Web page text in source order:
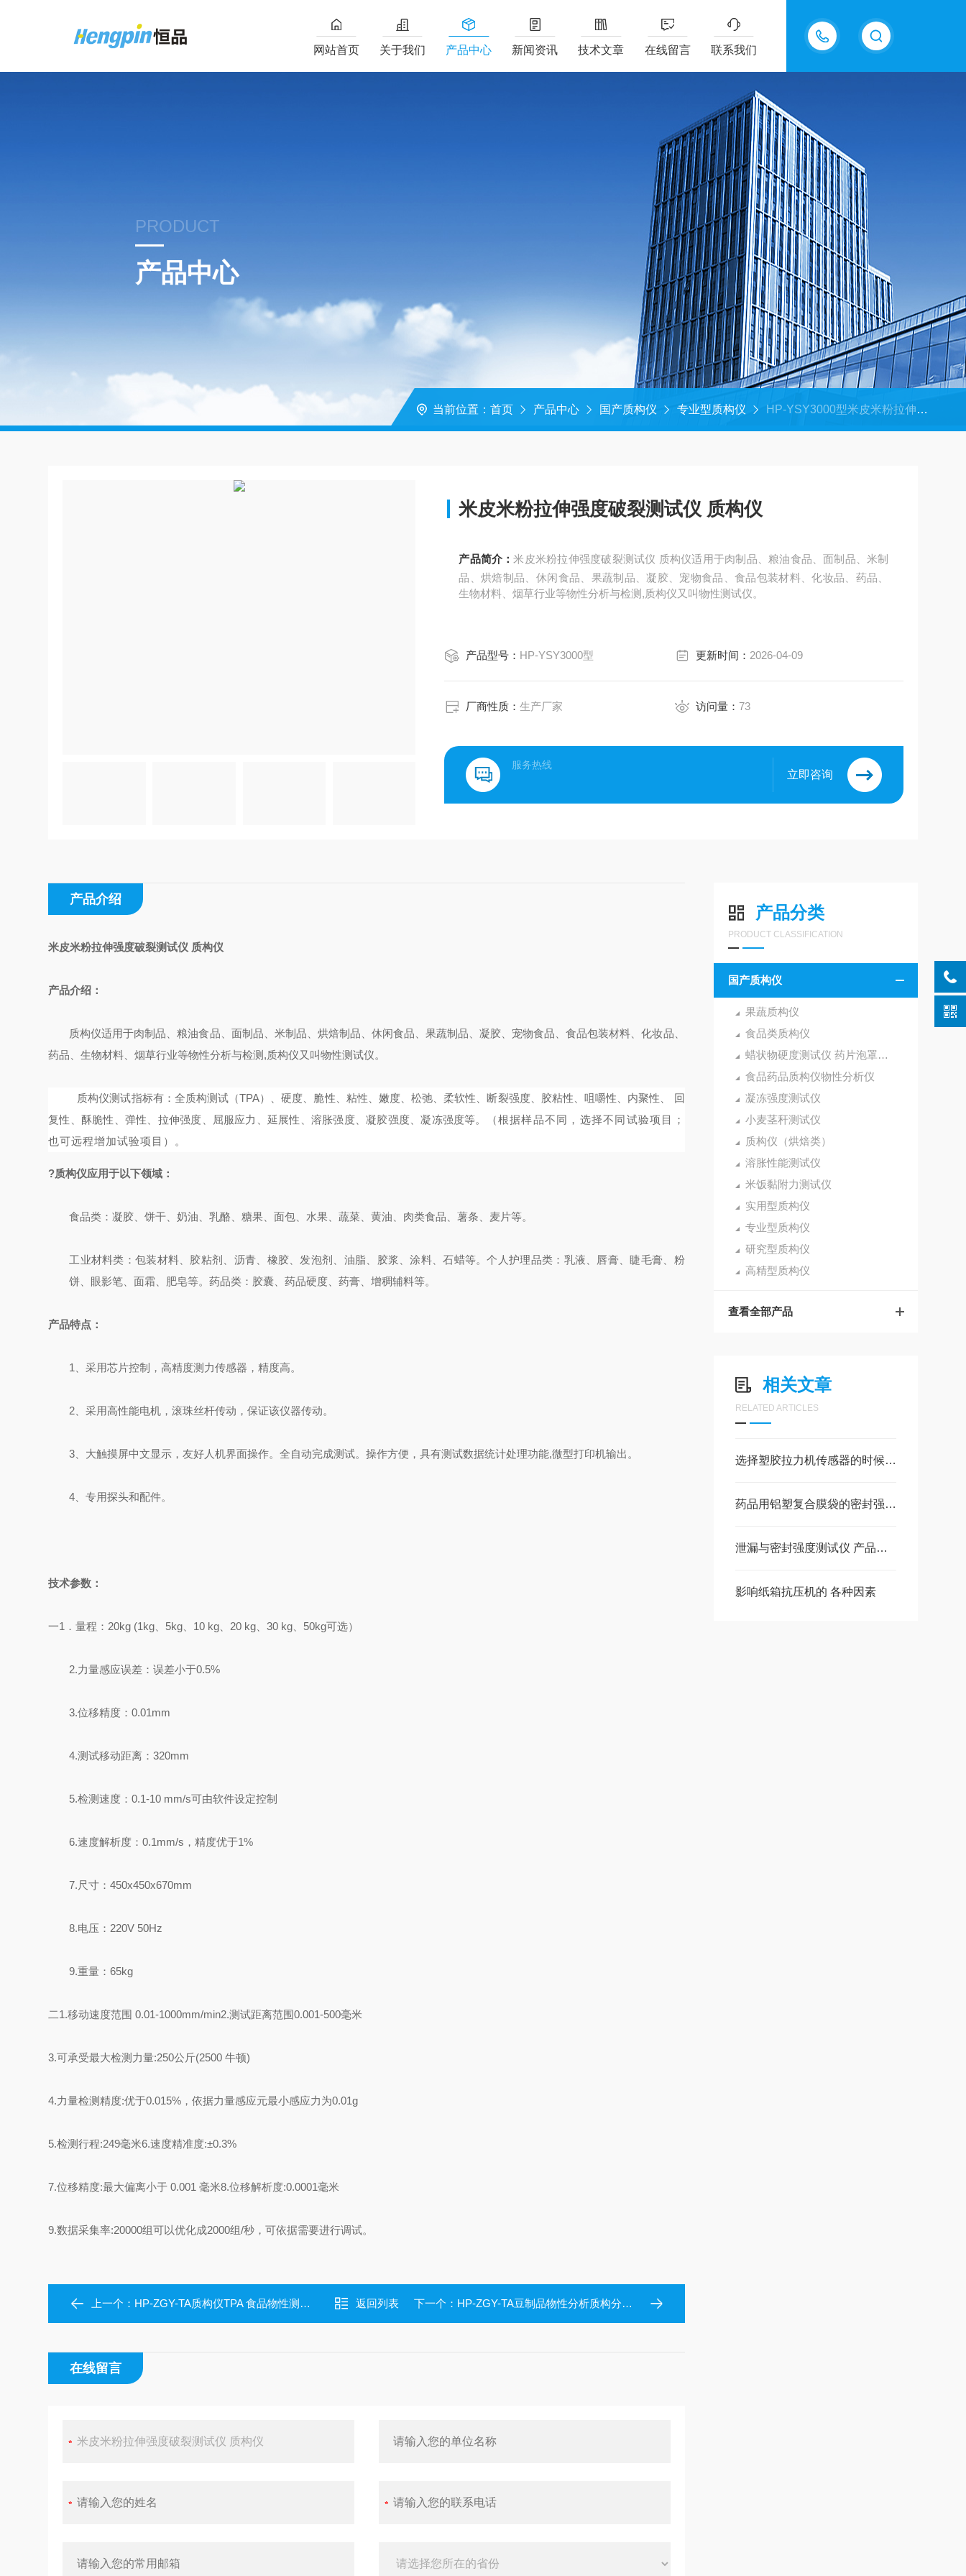
13335155207
网站首页 关于我们 产品中心 新闻资讯 技术文章 在线留言 联系我们
PRODUCT
产品中心
当前位置： 首页 产品中心 国产质构仪 专业型质构仪 HP-YSY3000型米皮米粉拉伸强度破裂测试仪 质构仪
米皮米粉拉伸强度破裂测试仪 质构仪
产品简介：米皮米粉拉伸强度破裂测试仪 质构仪适用于肉制品、粮油食品、面制品、米制
品、烘焙制品、休闲食品、果蔬制品、凝胶、宠物食品、食品包装材料、化妆品、药品、
生物材料、烟草行业等物性分析与检测,质构仪又叫物性测试仪。
产品型号： HP-YSY3000型 更新时间： 2026-04-09
厂商性质：生产厂家 访问量： 73
服务热线
立即咨询
产品分类
PRODUCT CLASSIFICATION
国产质构仪
果蔬质构仪
食品类质构仪
蜡状物硬度测试仪 药片泡罩包装穿刺实验仪
食品药品质构仪物性分析仪
凝冻强度测试仪
小麦茎秆测试仪
质构仪（烘焙类）
溶胀性能测试仪
米饭黏附力测试仪
实用型质构仪
专业型质构仪
研究型质构仪
高精型质构仪
查看全部产品
相关文章
RELATED ARTICLES
选择塑胶拉力机传感器的时候需要注意哪些方面呢？
药品用铝塑复合膜袋的密封强度试验方法与仪器
泄漏与密封强度测试仪 产品介绍
影响纸箱抗压机的 各种因素
产品介绍
米皮米粉拉伸强度破裂测试仪 质构仪
产品介绍：
质构仪适用于肉制品、粮油食品、面制品、米制品、烘焙制品、休闲食品、果蔬制品、凝胶、宠物食品、食品包装材料、化妆品、
药品、生物材料、烟草行业等物性分析与检测 ,质构仪又叫物性测试仪。
质构仪测试指标有：全质构测试（TPA）、硬度、脆性、粘性、嫩度、松弛、柔软性、断裂强度、胶粘性、咀嚼性 内聚性
回
复性、 酥脆性 、弹性、拉伸强度、屈服应力、延展性、溶胀强度、凝胶强度、凝冻强度等。 （根据样品不同，选择不同试验项目；
也可远程增加试验项目）。
?质构仪应用于以下领域：
食品类：凝胶、饼干、奶油、乳酪、糖果、面包、水果、蔬菜、黄油、肉类食品、薯条、麦片等。
工业材料类：包装材料、胶粘剂、沥青、橡胶、发泡剂、油脂、胶浆、涂料、石蜡等。个人护理品类：乳液、唇膏、睫毛膏、粉
饼、眼影笔、面霜、肥皂等。药品类：胶囊、药品硬度、药膏、增稠辅料等。
产品特点：
1 、采用芯片控制，高精度测力传感器，精度高。
2 、采用高性能电机，滚珠丝杆传动，保证该仪器传动。
3 、大触摸屏中文显示，友好人机界面操作。全自动完成测试。操作方便，具有测试数据统计处理功能,微型打印机输出。
4 、专用探头和配件。
技术参数：
一1 ．量程： 20kg (1kg 5kg 10 kg 20 kg 、30 kg 50kg可选）
2.力量感应误差：误差小于0.5%
3.位移精度：0.01mm
4.测试移动距离：320mm
5.检测速度：0.1-10 mm/s可由软件设定控制
6.速度解析度：0.1mm/s ，精度优于1%
7.尺寸：450x450x670mm
8.电压： 220V 50Hz
9.重量：65kg
二1.移动速度范围0.01-1000mm/min2.测试距离范围0.001-500毫米
3.可承受最大检测力量:250公斤(2500牛顿)
4.力量检测精度:优于0.015% ，依据力量感应元最小感应力为0.01g
5.检测行程:249毫米6.速度精准度:±0.3%
7.位移精度:最大偏离小于0.001毫米8.位移解析度:0.0001毫米
9.数据采集率:20000组可以优化成2000组/秒，可依据需要进行调试。
上一个： HP-ZGY-TA质构仪TPA 食品物性测试仪 返回列表 下一个： HP-ZGY-TA豆制品物性分析质构分析仪
在线留言